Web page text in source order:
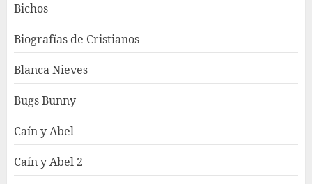
Bichos
Biografías de Cristianos
Blanca Nieves
Bugs Bunny
Caín y Abel
Caín y Abel 2